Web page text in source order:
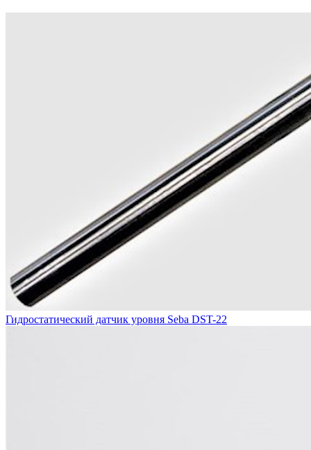
Гидростатический датчик уровня Seba DST-22